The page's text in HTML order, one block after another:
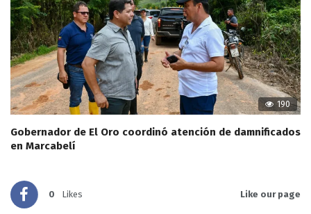
190
Gobernador de El Oro coordinó atención de damnificados
en Marcabelí
0 Likes Like our page